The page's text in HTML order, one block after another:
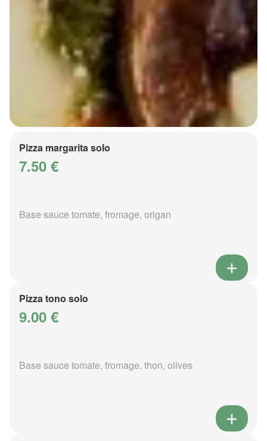
Pizza margarita solo
7.50 €
Base sauce tomate, fromage, origan
Pizza tono solo
9.00 €
Base sauce tomate, fromage, thon, olives